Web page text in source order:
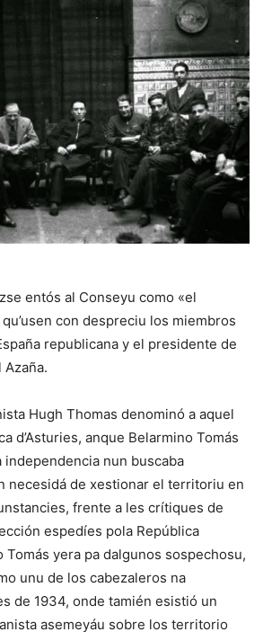
entós al Conseyu como «el
con despreciu los miembros
republicana y el presidente de
Azaña.
Hugh Thomas denominó a aquel
d’Asturies, anque Belarmino Tomás
independencia nun buscaba
necesidá de xestionar el territoriu en
frente a les crítiques de
espedíes pola República
Tomás yera pa dalgunos sospechosu,
unu de los cabezaleros na
de 1934, onde tamién esistió un
asemeyáu sobre los territorio